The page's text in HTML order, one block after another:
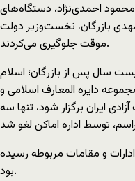
احمدی‌نژاد، دستگاه‌های
بازرگان، نخست‌وزیر دولت
موقت جلوگیری می‌کردند.
سال پس از بازرگان؛ اسلام
دایره المعارف اسلامی و
ایران برگزار شود، تنها سه
به اطلاع ادارات و مقامات مربوطه رسیده
بود.